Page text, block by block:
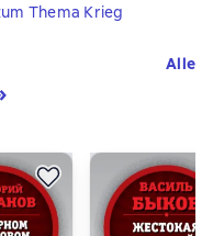
Thema Krieg
Alle